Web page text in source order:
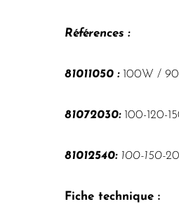
Références :
81011050 : 100W /
81072030: 100-120-
81012540: 100-150-
Fiche technique :